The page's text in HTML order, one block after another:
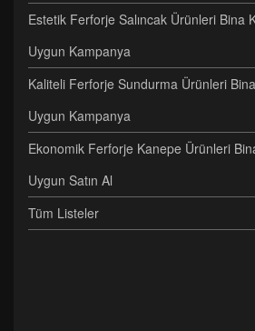
Estetik Ferforje Salıncak Ürünleri Bina
Uygun Kampanya
Kaliteli Ferforje Sundurma Ürünleri
Uygun Kampanya
Ekonomik Ferforje Kanepe Ürünleri
Uygun Satın Al
Tüm Listeler